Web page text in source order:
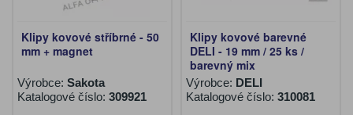
Klipy kovové stříbrné - 50
mm + magnet
Výrobce: Sakota
Katalogové číslo: 309921
Klipy kovové barevné
DELI - 19 mm / 25 ks /
barevný mix
Výrobce: DELI
Katalogové číslo: 310081